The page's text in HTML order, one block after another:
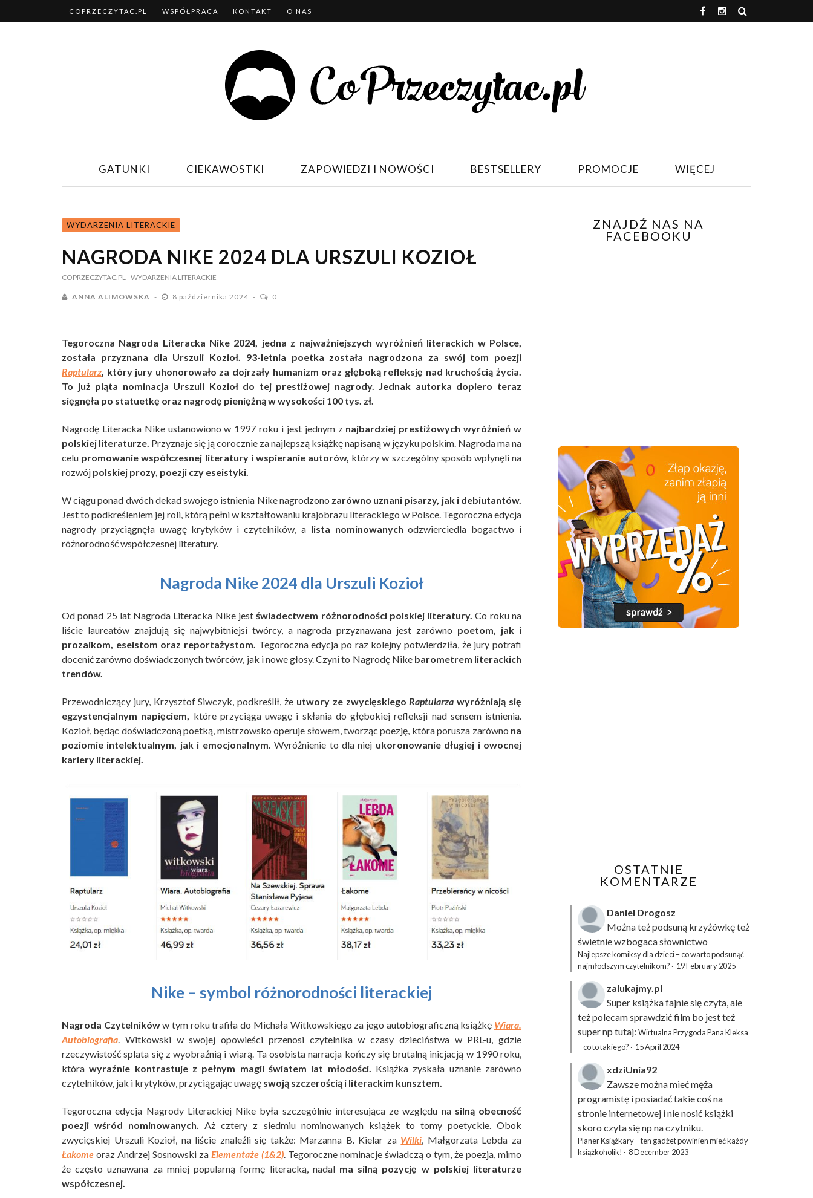
COPRZECZYTAC.PL WSPÓŁPRACA KONTAKT O NAS
GATUNKI CIEKAWOSTKI ZAPOWIEDZI I NOWOŚCI BESTSELLERY PROMOCJE WIĘCEJ
WYDARZENIA LITERACKIE
NAGRODA NIKE 2024 DLA URSZULI KOZIOŁ
COPRZECZYTAC.PL- WYDARZENIA LITERACKIE
ANNA ALIMOWSKA 8 października 2024 0
Tegoroczna Nagroda Literacka Nike 2024, jedna z najważniejszych wyróżnień literackich w Polsce,
została przyznana dla Urszuli Kozioł. 93-letnia poetka została nagrodzona za swój tom poezji
Raptularz, który jury uhonorowało za dojrzały humanizm oraz głęboką refleksję nad kruchością życia.
To już piąta nominacja Urszuli Kozioł do tej prestiżowej nagrody. Jednak autorka dopiero teraz
sięgnęła po statuetkę oraz nagrodę pieniężną w wysokości 100 tys. zł.
Nagrodę Literacka Nike ustanowiono w 1997 roku i jest jednym z najbardziej prestiżowych wyróżnień w
polskiej literaturze. Przyznaje się ją corocznie za najlepszą książkę napisaną w języku polskim. Nagroda ma na
celu promowanie współczesnej literatury i wspieranie autorów, którzy w szczególny sposób wpłynęli na
rozwój polskiej prozy, poezji czy eseistyki.
W ciągu ponad dwóch dekad swojego istnienia Nike nagrodzono zarówno uznani pisarzy, jak i debiutantów.
Jest to podkreśleniem jej roli, którą pełni w kształtowaniu krajobrazu literackiego w Polsce. Tegoroczna edycja
nagrody przyciągnęła uwagę krytyków i czytelników, alista nominowanych odzwierciedla bogactwo i
różnorodność współczesnej literatury.
Nagroda Nike 2024 dla Urszuli Kozioł
Od ponad 25 lat Nagroda Literacka Nike jestświadectwem różnorodności polskiej literatury. Co roku na
liście laureatów znajdują się najwybitniejsi twórcy, a nagroda przyznawana jest zarówno poetom, jak i
prozaikom, eseistom oraz reportażystom. Tegoroczna edycja po raz kolejny potwierdziła, że jury potrafi
docenić zarówno doświadczonych twórców, jak i nowe głosy. Czyni to Nagrodę Nikebarometrem literackich
trendów.
Przewodniczący jury, Krzysztof Siwczyk, podkreślił, że utwory ze zwycięskiego Raptularza wyróżniają się
egzystencjalnym napięciem,
które przyciąga uwagę i skłania do głębokiej refleksji nad sensem istnienia.
Kozioł, będąc doświadczoną poetką, mistrzowsko operuje słowem, tworząc poezję, która porusza zarówno na
poziomie intelektualnym, jak i emocjonalnym. Wyróżnienie to dla niej ukoronowanie długiej i owocnej
kariery literackiej.
Nike – symbol różnorodności literackiej
Nagroda Czytelnikóww tym roku trafiła do Michała Witkowskiego za jego autobiograficzną książkę Wiara.
Autobiografia. Witkowski w swojej opowieści przenosi czytelnika w czasy dzieciństwa w PRL-u, gdzie
rzeczywistość splata się z wyobraźnią i wiarą. Ta osobista narracja kończy się brutalną inicjacją w 1990 roku,
którawyraźnie kontrastuje z pełnym magii światem lat młodości. Książka zyskała uznanie zarówno
czytelników, jak i krytyków, przyciągając uwagę swoją szczerością i literackim kunsztem.
Tegoroczna edycja Nagrody Literackiej Nike była szczególnie interesująca ze względu na silną obecność
poezji wśród nominowanych. Aż cztery z siedmiu nominowanych książek to tomy poetyckie. Obok
zwycięskiej Urszuli Kozioł, na liście znaleźli się także: Marzanna B. Kielar za Wilki, Małgorzata Lebda za
Łakome oraz Andrzej Sosnowski za Elementaże (1&2). Tegoroczne nominacje świadczą o tym, że poezja, mimo
że często uznawana za mniej popularną formę literacką, nadal ma silną pozycję w polskiej literaturze
współczesnej.
ZNAJDŹ NAS NA
FACEBOOKU
OSTATNIE
KOMENTARZE
Daniel Drogosz
Można też podsuną krzyżówkęteż
świetnie wzbogaca słownictwo
Najlepsze komiksy dla dzieci – co warto podsunąć
najmłodszym czytelnikom? · 19 February 2025
zalukajmy.pl
Super książka fajnie się czyta, ale
też polecam sprawdzić film bo jest też
super np tutaj: Wirtualna Przygoda Pana Kleksa
– co to takiego? · 15 April 2024
xdziUnia92
Zawsze można mieć męża
programistę i posiadać takie coś na
stronie internetowej i nie nosić książki
skoro czyta się np na czytniku.
Planer Książkary – ten gadżet powinien mieć każdy
książkoholik! · 8 December 2023